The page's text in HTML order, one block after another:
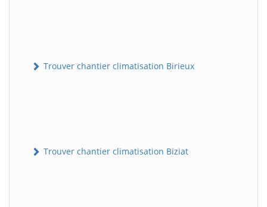
Trouver chantier climatisation Birieux
Trouver chantier climatisation Biziat